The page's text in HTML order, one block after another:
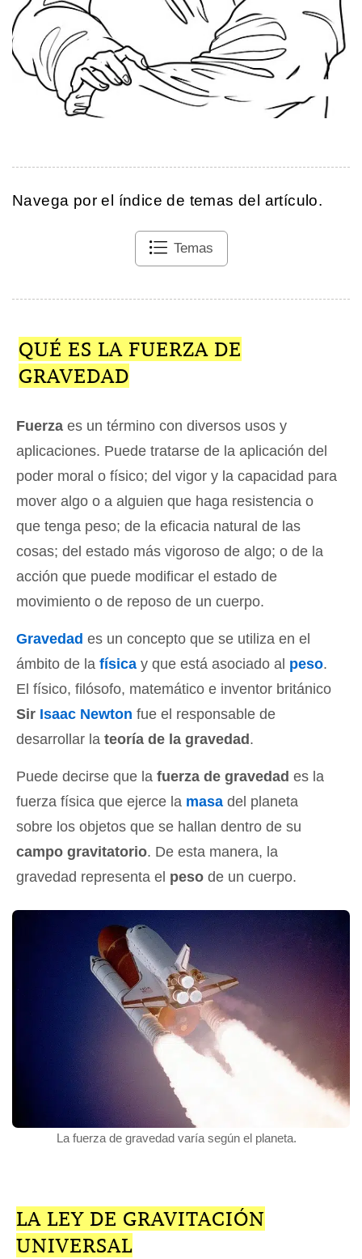
Navega por el índice de temas del artículo.
Temas
QUÉ ES LA FUERZA DE
GRAVEDAD
Fuerza es un término con diversos usos y
aplicaciones. Puede tratarse de la aplicación del
poder moral o físico; del vigor y la capacidad para
mover algo o a alguien que haga resistencia o
que tenga peso; de la eficacia natural de las
cosas; del estado más vigoroso de algo; o de la
acción que puede modificar el estado de
movimiento o de reposo de un cuerpo.
Gravedad es un concepto que se utiliza en el
ámbito de la física y que está asociado al peso.
El físico, filósofo, matemático e inventor británico
Sir Isaac Newton fue el responsable de
desarrollar la teoría de la gravedad.
Puede decirse que la fuerza de gravedad es la
fuerza física que ejerce la masa del planeta
sobre los objetos que se hallan dentro de su
campo gravitatorio. De esta manera, la
gravedad representa el peso de un cuerpo.
La fuerza de gravedad varía según el planeta.
LA LEY DE GRAVITACIÓN
UNIVERSAL